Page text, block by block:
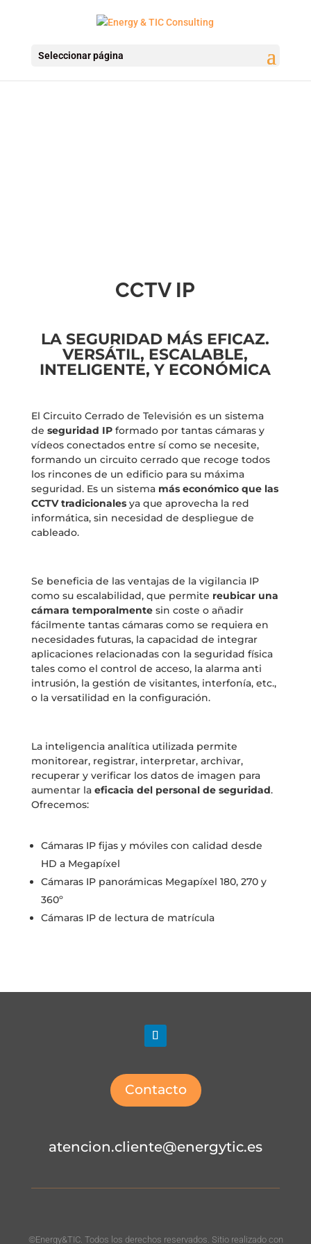
Seleccionar página
CCTV IP
LA SEGURIDAD MÁS EFICAZ.
VERSÁTIL, ESCALABLE,
INTELIGENTE, Y ECONÓMICA
El Circuito Cerrado de Televisión es un sistema
de seguridad IP formado por tantas cámaras y
vídeos conectados entre sí como se necesite,
formando un circuito cerrado que recoge todos
los rincones de un edificio para su máxima
seguridad. Es un sistema más económico que las
CCTV tradicionales ya que aprovecha la red
informática, sin necesidad de despliegue de
cableado.
Se beneficia de las ventajas de la vigilancia IP
como su escalabilidad, que permite reubicar una
cámara temporalmente sin coste o añadir
fácilmente tantas cámaras como se requiera en
necesidades futuras, la capacidad de integrar
aplicaciones relacionadas con la seguridad física
tales como el control de acceso, la alarma anti
intrusión, la gestión de visitantes, interfonía, etc.,
o la versatilidad en la configuración.
La inteligencia analítica utilizada permite
monitorear, registrar, interpretar, archivar,
recuperar y verificar los datos de imagen para
aumentar la eficacia del personal de seguridad.
Ofrecemos:
Cámaras IP fijas y móviles con calidad desde
HD a Megapíxel
Cámaras IP panorámicas Megapíxel 180, 270 y
360º
Cámaras IP de lectura de matrícula
Contacto
atencion.cliente@energytic.es
©Energy&TIC. Todos los derechos reservados. Sitio realizado con